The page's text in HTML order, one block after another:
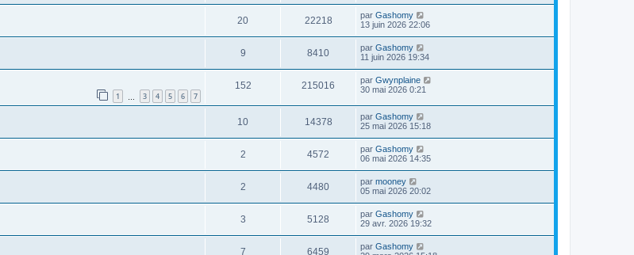
20 22218 par Gashomy
13 juin 2026 22:06
9 8410 par Gashomy
11 juin 2026 19:34
1 3 4 5 6 7
152 215016 par Gwynplaine
30 mai 2026 0:21
10 14378 par Gashomy
25 mai 2026 15:18
2 4572 par Gashomy
06 mai 2026 14:35
2 4480 par mooney
05 mai 2026 20:02
3 5128 par Gashomy
29 avr. 2026 19:32
7 6459 par Gashomy